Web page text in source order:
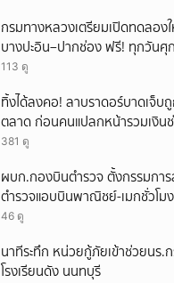
กรมทางหลวงเตรียมเปิดทดลอง
บางปะอิน–ปากช่อง ฟรี! ทุกวันศุ
เริ่มศุกร์ที่ 21 สิงหาคม 2569 นี้
113 ดู
ทิ้งได้ลงคอ! ลาบราดอร์บาดเจ็บ
ตลาด ก่อนคนแปลกหน้ารวมเงิน
381 ดู
ผบก.กองบินตำรวจ ตั้งกรรมกา
ตำรวจแอบบินพาณิชย์-เมกชั่วโมง
ทำหน้าที่
46 ดู
นาทีระทึก หน่วยกู้ภัยเข้าช่วยนร.
โรงเรียนดัง นนทบุรี